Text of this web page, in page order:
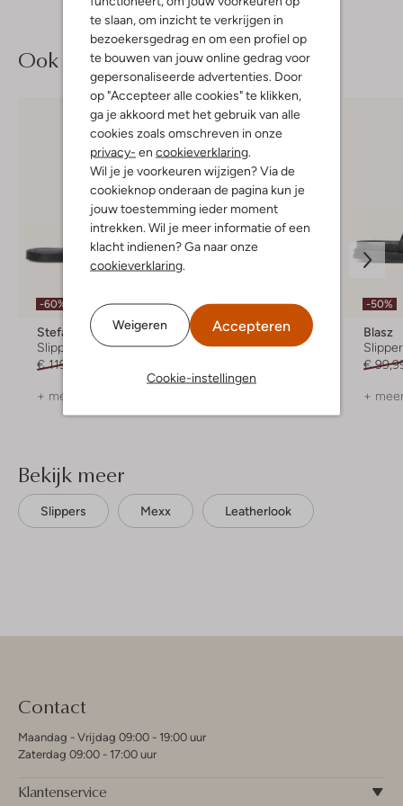
te slaan, om inzicht te verkrijgen in
bezoekersgedrag en om een profiel op
te bouwen van jouw online gedrag voor
gepersonaliseerde advertenties. Door
op "Accepteer alle cookies" te klikken,
ga je akkoord met het gebruik van alle
cookies zoals omschreven in onze
privacy- en cookieverklaring
Wil je je voorkeuren wijzigen? Via de
cookieknop onderaan de pagina kun je
jouw toestemming ieder moment
intrekken. Wil je meer informatie of een
klacht indienen? Ga naar onze
cookieverklaring
Weigeren Accepteren
Cookie-instellingen
Ook iets voor jou?
-60%
Stefano Lauran
Slippers
€ 119,99
+ meer kleuren
-30%
Mexx
Slippers
-50%
Blasz
€
+
Bekijk meer
Slippers Mexx Leatherlook
Contact
Maandag - Vrijdag 09:00 - 19:00 uur
Zaterdag 09:00 - 17:00 uur
Klantenservice